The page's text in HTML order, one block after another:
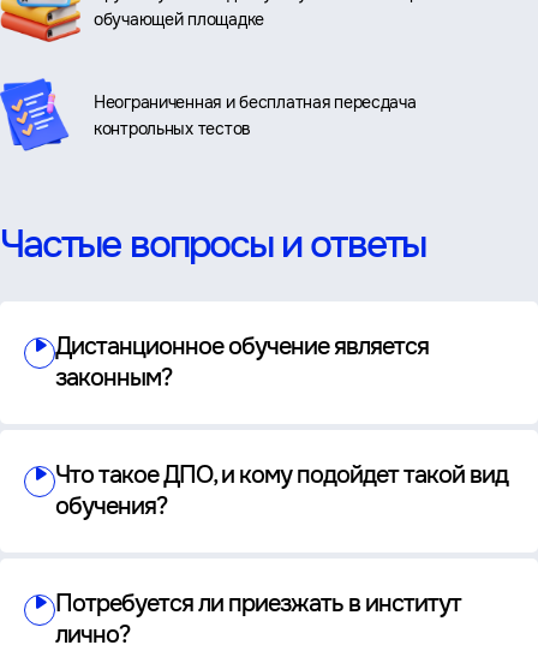
обучающей площадке
Неограниченная и бесплатная пересдача
контрольных тестов
Частые вопросы и ответы
Дистанционное обучение является
законным?
Что такое ДПО, и кому подойдет такой вид
обучения?
Потребуется ли приезжать в институт
лично?